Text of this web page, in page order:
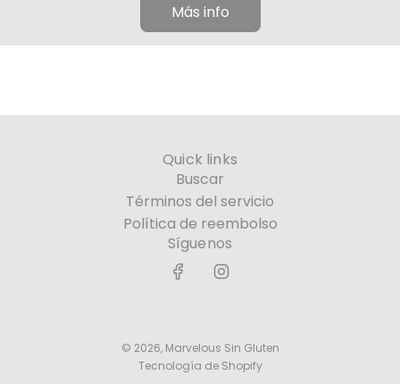
Más info
Quick links
Buscar
Términos del servicio
Política de reembolso
Síguenos
© 2026, Marvelous Sin Gluten
Tecnología de Shopify